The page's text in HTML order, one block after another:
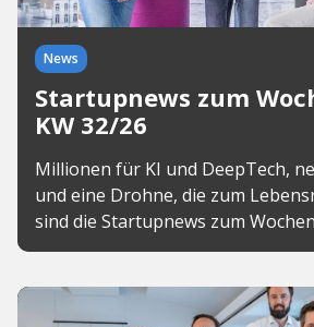
News
Startupnews zum
KW 32/26
Millionen für KI und DeepTech,
und eine Drohne, die zum
sind die Startupnews zum